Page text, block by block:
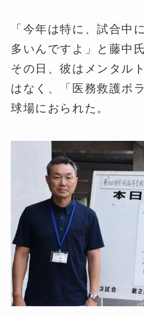
「今年は特に、試合中
多いんですよ」と藤中
その日、彼はメンタル
はなく、「医務救護ボ
球場におられた。